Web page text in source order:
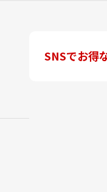
SNSでお得